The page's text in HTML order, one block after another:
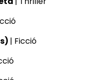
| Ficció